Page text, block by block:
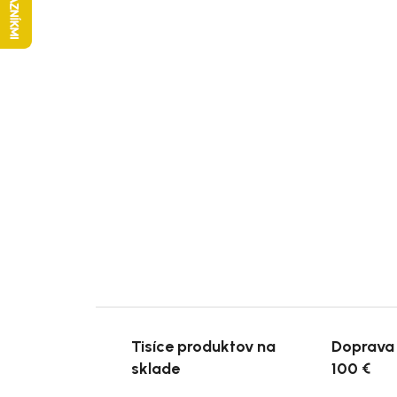
Tisíce produktov na
sklade
100 €